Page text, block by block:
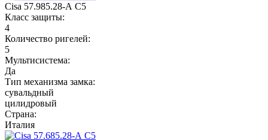
Cisa 57.985.28-А C5
Класс защиты:
4
Количество ригелей:
5
Мультисистема:
Да
Тип механизма замка:
сувальдный
цилидровый
Страна:
Италия